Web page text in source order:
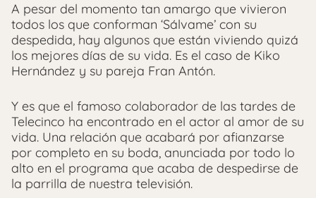
A pesar del momento tan amargo que vivieron
todos los que conforman ‘Sálvame’ con su
despedida, hay algunos que están viviendo quizá
los mejores días de su vida. Es el caso de Kiko
Hernández y su pareja Fran Antón.
Y es que el famoso colaborador de las tardes de
Telecinco ha encontrado en el actor al amor de su
vida. Una relación que acabará por afianzarse
por completo en su boda, anunciada por todo lo
alto en el programa que acaba de despedirse de
la parrilla de nuestra televisión.